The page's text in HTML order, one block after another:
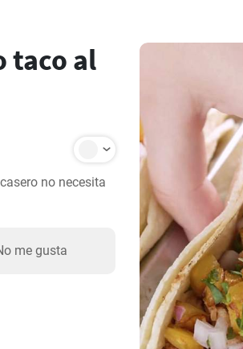
taco al
no necesita
me gusta